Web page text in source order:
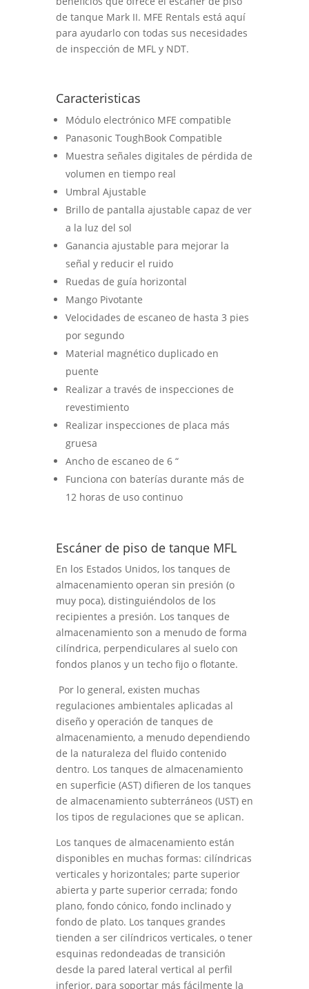
de tanque Mark II. MFE Rentals está aquí
para ayudarlo con todas sus necesidades
de inspección de MFL y NDT.
Caracteristicas
Módulo electrónico MFE compatible
Panasonic ToughBook Compatible
Muestra señales digitales de pérdida de
volumen en tiempo real
Umbral Ajustable
Brillo de pantalla ajustable capaz de ver
a la luz del sol
Ganancia ajustable para mejorar la
señal y reducir el ruido
Ruedas de guía horizontal
Mango Pivotante
Velocidades de escaneo de hasta 3 pies
por segundo
Material magnético duplicado en
puente
Realizar a través de inspecciones de
revestimiento
Realizar inspecciones de placa más
gruesa
Ancho de escaneo de 6 “
Funciona con baterías durante más de
12 horas de uso continuo
Escáner de piso de tanque MFL
En los Estados Unidos, los tanques de
almacenamiento operan sin presión (o
muy poca), distinguiéndolos de los
recipientes a presión. Los tanques de
almacenamiento son a menudo de forma
cilíndrica, perpendiculares al suelo con
fondos planos y un techo fijo o flotante.
Por lo general, existen muchas
regulaciones ambientales aplicadas al
diseño y operación de tanques de
almacenamiento, a menudo dependiendo
de la naturaleza del fluido contenido
dentro. Los tanques de almacenamiento
en superficie (AST) difieren de los tanques
de almacenamiento subterráneos (UST) en
los tipos de regulaciones que se aplican.
Los tanques de almacenamiento están
disponibles en muchas formas: cilíndricas
verticales y horizontales; parte superior
abierta y parte superior cerrada; fondo
plano, fondo cónico, fondo inclinado y
fondo de plato. Los tanques grandes
tienden a ser cilíndricos verticales, o tener
esquinas redondeadas de transición
desde la pared lateral vertical al perfil
inferior, para soportar más fácilmente la